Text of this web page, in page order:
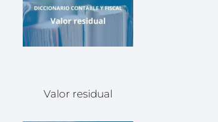
Valor residual